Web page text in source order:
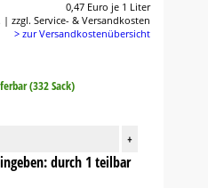
0,47 Euro je 1 Liter
zzgl. Service- & Versandkosten
> zur Versandkostenübersicht
(332 Sack)
+
durch 1 teilbar